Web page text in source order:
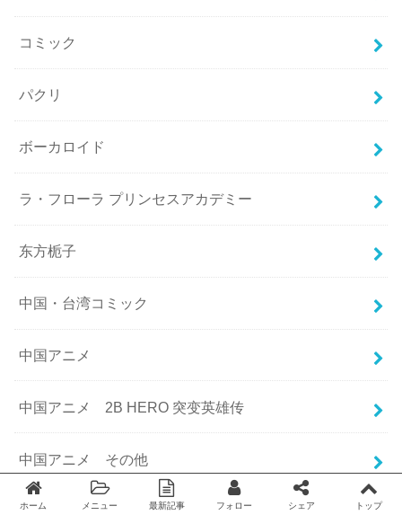
コミック
パクリ
ボーカロイド
ラ・フローラ プリンセスアカデミー
东方栀子
中国・台湾コミック
中国アニメ
中国アニメ 2B HERO 突变英雄传
中国アニメ その他
中国アニメ 一課一練（チーティングクラフト）
ホーム メニュー 最新記事 フォロー シェア トップ
Twitter facebook